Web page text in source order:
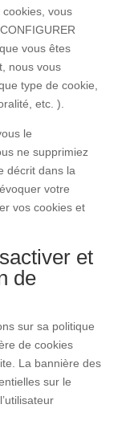
cookies, vous
vous êtes
nous vous
type de cookie,
etc. ).
le
ne supprimiez
décrit dans la
votre
vos cookies et
et
de
sur sa politique
de cookies
La bannière des
sur le